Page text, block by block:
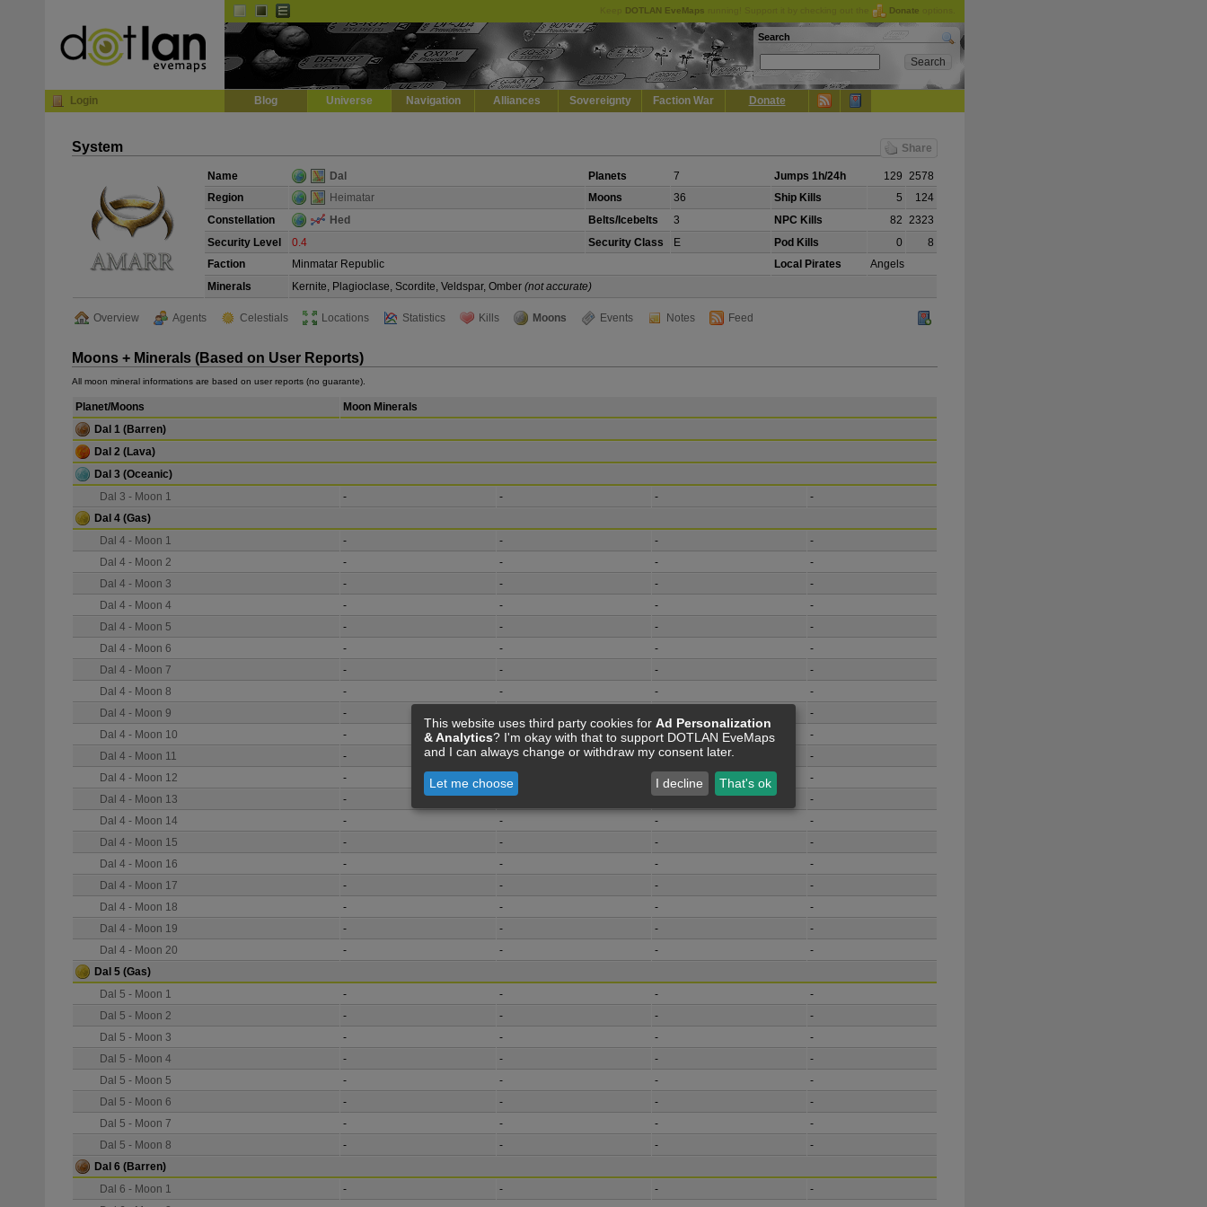
DOTLAN EveMaps Donate
Search
Login Blog Universe Navigation Alliances Sovereignty Faction War Donate
System Share
Name Dal Planets 7 Jumps 1h/24h 129 2578
Region
Heimatar Moons 36 Ship Kills 5
124
Constellation
Hed Belts/Icebelts 3 NPC Kills 82 2323
Security Level
0.4 Security Class E Pod Kills 0
8
Faction
Minmatar Republic Local Pirates
Angels
Minerals
Kernite, Plagioclase, Scordite, Veldspar, Omber (not accurate)
Overview Agents Celestials Locations Statistics Kills Moons Events Notes Feed
Moons + Minerals (Based on User Reports)
All moon mineral informations are based on user reports (no guarante).
Planet/Moons
Moon Minerals
Dal 1 (Barren)
Dal 2 (Lava)
Dal 3 (Oceanic)
Dal 3 - Moon 1
- - -
-
Dal 4 (Gas)
Dal 4 - Moon 1
- - -
-
Dal 4 - Moon 2
- - -
-
Dal 4 - Moon 3
- - -
-
Dal 4 - Moon 4
- - -
-
Dal 4 - Moon 5
- - -
-
Dal 4 - Moon 6
- - -
-
Dal 4 - Moon 7
- - -
-
Dal 4 - Moon 8
- - -
-
Dal 4 - Moon 9
-
-
Dal 4 - Moon 10
- - -
-
Dal 4 - Moon 11
- -
-
Dal 4 - Moon 12
- -
-
Dal 4 - Moon 13
- - -
-
Dal 4 - Moon 14
- - -
-
Dal 4 - Moon 15
- - -
-
Dal 4 - Moon 16
- - -
-
Dal 4 - Moon 17
- - -
-
Dal 4 - Moon 18
- - -
-
Dal 4 - Moon 19
- - -
-
Dal 4 - Moon 20
- - -
-
Dal 5 (Gas)
Dal 5 - Moon 1
- - -
-
Dal 5 - Moon 2
- - -
-
Dal 5 - Moon 3
- - -
-
Dal 5 - Moon 4
- - -
-
Dal 5 - Moon 5
- - -
-
Dal 5 - Moon 6
- - -
-
Dal 5 - Moon 7
- - -
-
Dal 5 - Moon 8
- - -
-
Dal 6 (Barren)
Dal 6 - Moon 1
- - -
-
This website uses third party cookies for Ad Personalization
& Analytics? I'm okay with that to support DOTLAN EveMaps
and I can always change or withdraw my consent later.
Let me choose I decline That's ok